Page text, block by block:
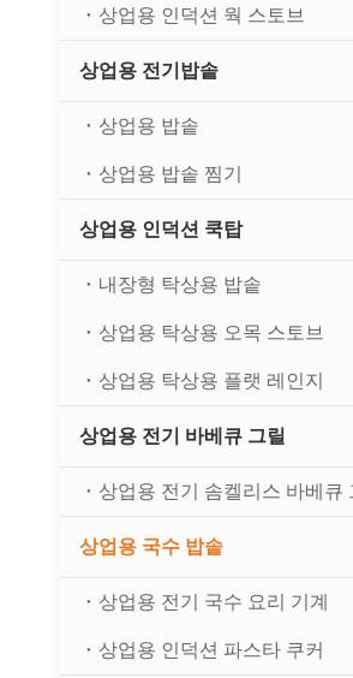
상업용 인덕션 웍 스토브
상업용 전기밥솥
상업용 밥솥
상업용 밥솥 찜기
상업용 인덕션 쿡탑
내장형 탁상용 밥솥
상업용 탁상용 오목 스토브
상업용 탁상용 플랫 레인지
상업용 전기 바베큐 그릴
상업용 국수 밥솥
상업용 전기 국수 요리 기계
상업용 인덕션 파스타 쿠커